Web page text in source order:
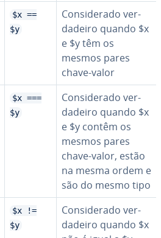
$x ==
$y
Con­si­de­rado ver­
da­deiro quando $x
e $y têm os
mesmos pares
chave-valor
$x ===
$y
Con­si­de­rado ver­
da­deiro quando $x
e $y contêm os
mesmos pares
chave-valor, estão
na mesma ordem e
são do mesmo tipo
$x !=
$y
Con­si­de­rado ver­
da­deiro quando $x